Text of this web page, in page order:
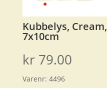
Kubbelys, Cream,
7x10cm
kr 79.00
Varenr: 4496